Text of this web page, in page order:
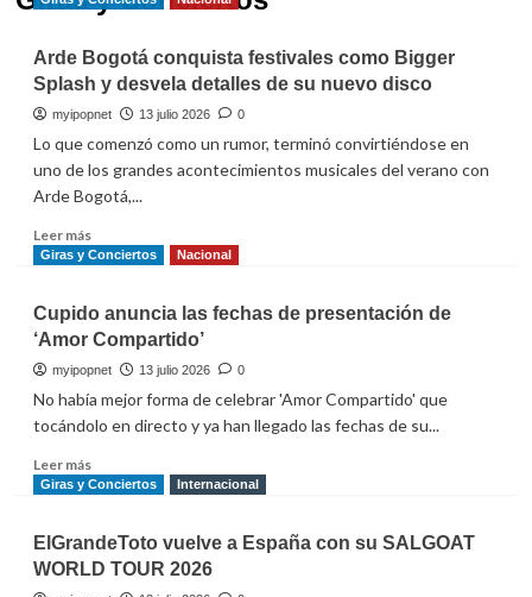
Arde Bogotá conquista festivales como Bigger
Splash y desvela detalles de su nuevo disco
myipopnet 13 julio 2026 0
Lo que comenzó como un rumor, terminó convirtiéndose en
uno de los grandes acontecimientos musicales del verano con
Arde Bogotá,...
Leer másLeer
más
Bogotá
conquista
festivales
como
Bigger
Splash
desvela
su
nuevo
disco
Giras y Conciertos Nacional
Cupido anuncia las fechas de presentación de
‘Amor Compartido’
myipopnet 13 julio 2026 0
No había mejor forma de celebrar 'Amor Compartido' que
tocándolo en directo y ya han llegado las fechas de su...
Leer másLeer
más
anuncia
las
Giras y Conciertos Internacional
ElGrandeToto vuelve a España con su SALGOAT
WORLD TOUR 2026